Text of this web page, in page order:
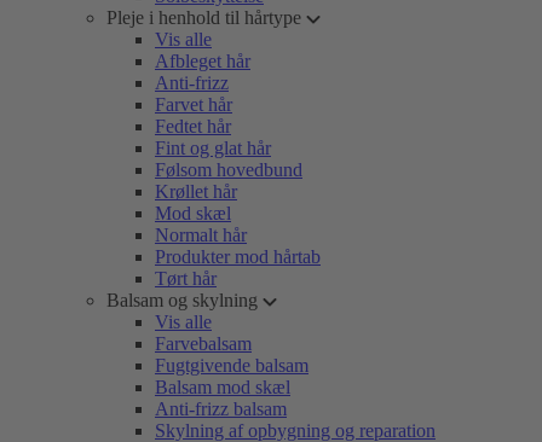
Pleje i henhold til hårtype
Vis alle
Afbleget hår
Anti-frizz
Farvet hår
Fedtet hår
Fint og glat hår
Følsom hovedbund
Krøllet hår
Mod skæl
Normalt hår
Produkter mod hårtab
Tørt hår
Balsam og skylning
Vis alle
Farvebalsam
Fugtgivende balsam
Balsam mod skæl
Anti-frizz balsam
Skylning af opbygning og reparation